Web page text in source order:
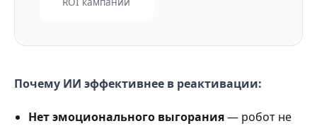
Почему ИИ эффективнее в реактивации:
Нет эмоционального выгорания— робот не